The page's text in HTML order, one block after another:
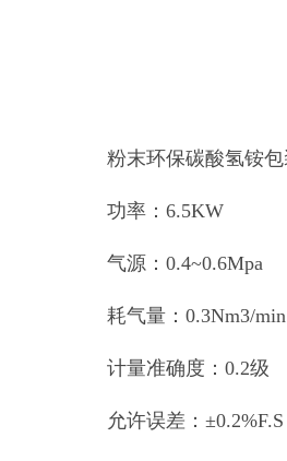
粉末环保碳酸氢铵
功率：6.5KW
气源：0.4~0.6Mpa
耗气量：0.3Nm3/min
计量准确度：0.2级
允许误差：±0.2%F.S